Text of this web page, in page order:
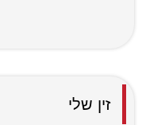
זין שלי